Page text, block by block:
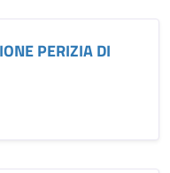
PERIZIA DI